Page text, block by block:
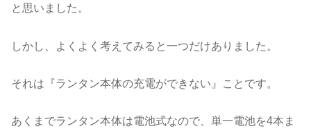
と思いました。
しかし、よくよく考えてみると一つだけありました。
それは『ランタン本体の充電ができない』ことです。
あくまでランタン本体は電池式なので、単一電池を4本ま